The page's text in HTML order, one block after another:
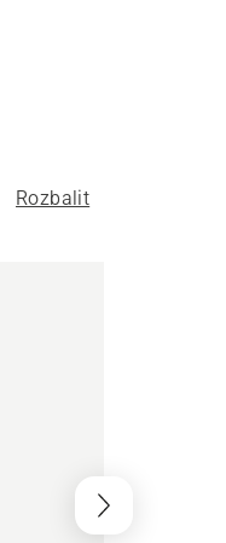
Rozbalit